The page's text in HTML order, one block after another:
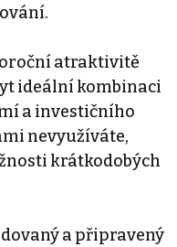
atraktivitě
ideální kombinaci
a investičního
nevyužíváte,
krátkodobých
a připravený